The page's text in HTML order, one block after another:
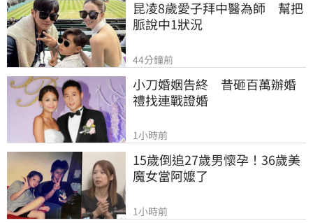
昆凌8歲愛子拜中醫為師　幫把
脈說中1狀況
44分鐘前
小刀婚姻告終　昔砸百萬辦婚
禮找連戰證婚
1小時前
15歲倒追27歲男懷孕！36歲美
魔女當阿嬤了
1小時前